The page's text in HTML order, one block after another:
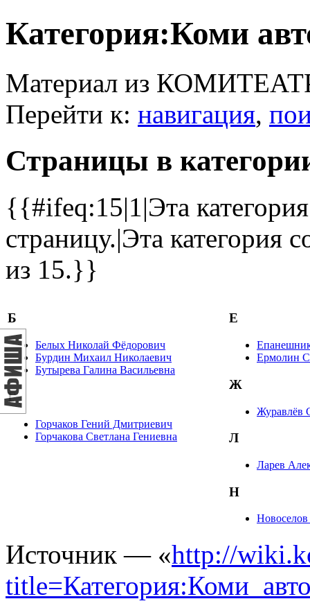
Категория:Коми
Материал из
Перейти к: навигация,
Страницы в
{{#ifeq:15|1|Эта
страницу.|Эта категория
из 15.}}
Б
Белых Николай Фёдорович
Бурдин Михаил Николаевич
Бутырева Галина Васильевна
Г
Горчаков Гений Дмитриевич
Горчакова Светлана Гениевна
Е
Ермолин
Ж
Журавлёв
Л
Ларев
Н
Источник — «http://